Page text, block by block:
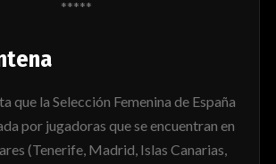
*****
que la Selección Femenina de España
por jugadoras que se encuentran en
(Tenerife, Madrid, Islas Canarias,